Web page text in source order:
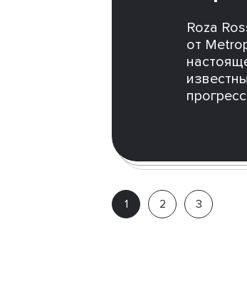
Roza
от